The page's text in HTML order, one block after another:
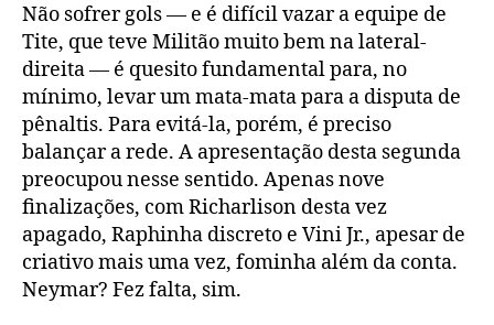
Não sofrer gols — e é difícil vazar a equipe de
Tite, que teve Militão muito bem na lateral-
direita — é quesito fundamental para, no
mínimo, levar um mata-mata para a disputa de
pênaltis. Para evitá-la, porém, é preciso
balançar a rede. A apresentação desta segunda
preocupou nesse sentido. Apenas nove
finalizações, com Richarlison desta vez
apagado, Raphinha discreto e Vini Jr., apesar de
criativo mais uma vez, fominha além da conta.
Neymar? Fez falta, sim.